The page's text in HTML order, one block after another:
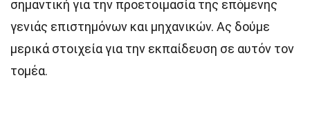
σημαντική για την προετοιμασία της επόμενης
γενιάς επιστημόνων και μηχανικών. Ας δούμε
μερικά στοιχεία για την εκπαίδευση σε αυτόν τον
τομέα.